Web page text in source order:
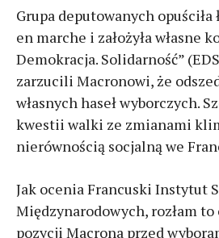
Grupa deputowanych opuściła
en marche i założyła własne
Demokracja. Solidarność”
zarzucili Macronowi, że
własnych haseł wyborczych.
kwestii walki ze zmianami
nierównością socjalną we
Jak ocenia Francuski Instytut
Międzynarodowych, rozłam to
pozycji Macrona przed